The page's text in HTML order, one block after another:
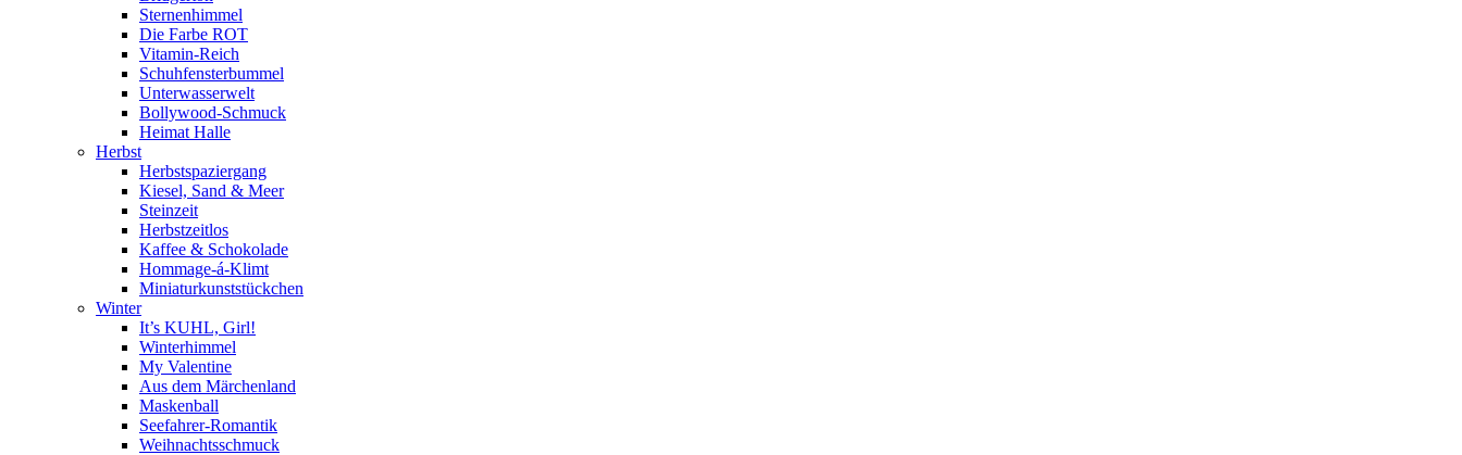
Sternenhimmel
Die Farbe ROT
Vitamin-Reich
Schuhfensterbummel
Unterwasserwelt
Bollywood-Schmuck
Heimat Halle
Herbst
Herbstspaziergang
Kiesel, Sand & Meer
Steinzeit
Herbstzeitlos
Kaffee & Schokolade
Hommage-á-Klimt
Miniaturkunststückchen
Winter
It’s KUHL, Girl!
Winterhimmel
My Valentine
Aus dem Märchenland
Maskenball
Seefahrer-Romantik
Weihnachtsschmuck